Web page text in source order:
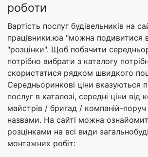
роботи
Вартість послуг будівельників на
працівники.юа "можна подивитися в
"розцінки". Щоб побачити
потрібно вибрати з каталогу
скористатися рядком швидкого
Середньоринкові ціни вказуються
послуг в каталозі, середні ціни від
майстрів / бригад / компаній-поруч
назвами. На сайті можна
розцінками на всі види
монтажних робіт: